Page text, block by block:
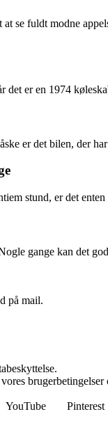
se fuldt modne
er en 1974
er det bilen, der
stund, er det
gange kan det
på mail.
YouTube Pinterest